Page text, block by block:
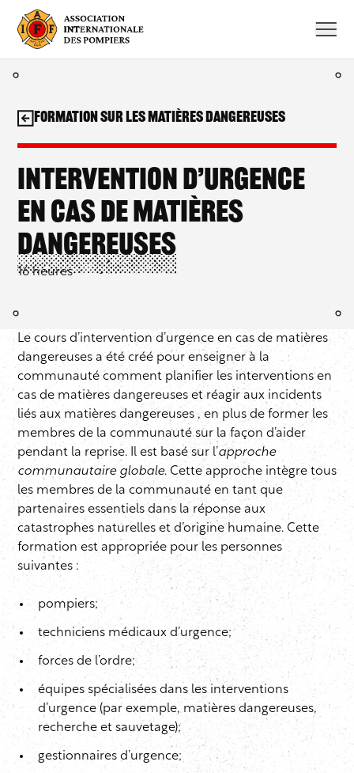
contenu
Intervention d’urgence
en cas de matières
dangereuses
16 heures
Formation sur les matières dangereuses
Le cours d’intervention d’urgence en cas de matières
dangereuses a été créé pour enseigner à la
communauté comment planifier les interventions en
cas de matières dangereuses et réagir aux incidents
liés aux matières dangereuses , en plus de former les
membres de la communauté sur la façon d’aider
pendant la reprise. Il est basé sur l’approche
communautaire globale. Cette approche intègre tous
les membres de la communauté en tant que
partenaires essentiels dans la réponse aux
catastrophes naturelles et d’origine humaine. Cette
formation est appropriée pour les personnes
suivantes :
pompiers;
techniciens médicaux d’urgence;
forces de l’ordre;
équipes spécialisées dans les interventions
d’urgence (par exemple, matières dangereuses,
recherche et sauvetage);
gestionnaires d’urgence;